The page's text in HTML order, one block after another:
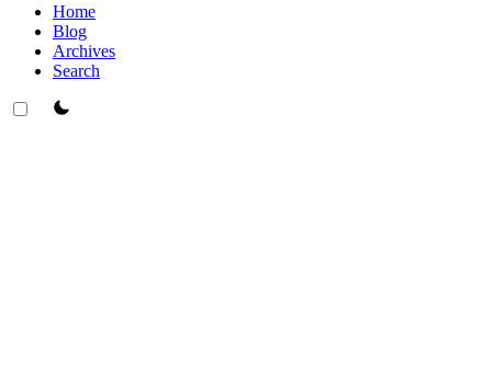
Home
Blog
Archives
Search
theme switcher